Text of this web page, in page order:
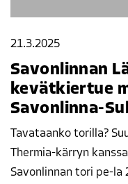
21.3.2025
Savonlinnan
kevätkiertue
Savonlinna-
Tavataanko torilla?
Thermia-kärryn
Savonlinnan tori pe-la